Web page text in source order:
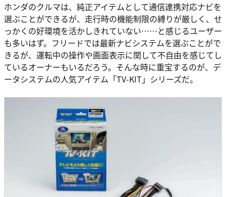
ホンダのクルマは、純正アイテムとして通信連携対応ナビを
選ぶことができるが、走行時の機能制限の縛りが厳しく、せ
っかくの好環境を活かしきれていない……と感じるユーザー
も多いはず。フリードでは最新ナビシステムを選ぶことがで
きるが、運転中の操作や画面表示に関して不自由を感じてし
ているオーナーもいるだろう。そんな時に重宝するのが、デ
ータシステムの人気アイテム「TV-KIT」シリーズだ。